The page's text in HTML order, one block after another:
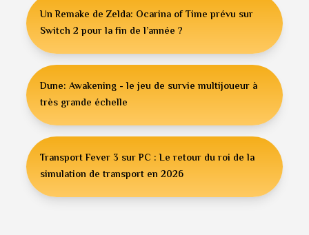
Un Remake de Zelda: Ocarina of Time prévu sur
Switch 2 pour la fin de l’année ?
Dune: Awakening - le jeu de survie multijoueur à
très grande échelle
Transport Fever 3 sur PC : Le retour du roi de la
simulation de transport en 2026